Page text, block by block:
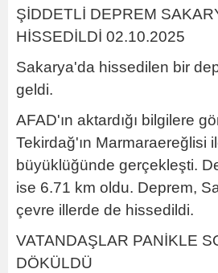
ŞİDDETLİ DEPREM
HİSSEDİLDİ 02.10.2025
Sakarya'da hissedilen bir
geldi.
AFAD'ın aktardığı bilgilere
Tekirdağ'ın Marmaraereğlisi
büyüklüğünde gerçekleşti.
ise 6.71 km oldu. Deprem,
çevre illerde de hissedildi.
VATANDAŞLAR PANİKLE
DÖKÜLDÜ